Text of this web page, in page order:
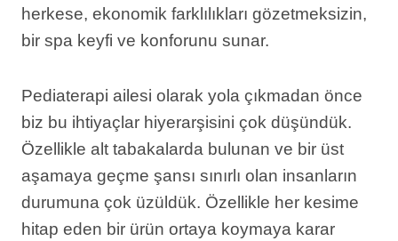
herkese, ekonomik farklılıkları gözetmeksizin,
bir spa keyfi ve konforunu sunar.
Pediaterapi ailesi olarak yola çıkmadan önce
biz bu ihtiyaçlar hiyerarşisini çok düşündük.
Özellikle alt tabakalarda bulunan ve bir üst
aşamaya geçme şansı sınırlı olan insanların
durumuna çok üzüldük. Özellikle her kesime
hitap eden bir ürün ortaya koymaya karar